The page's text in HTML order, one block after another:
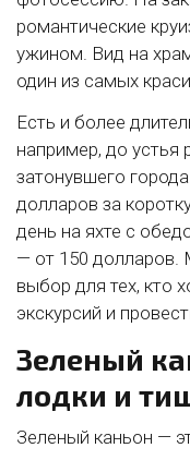
романтические
ужином. Вид на
один из самых
Есть и более
например, до устья
затонувшего
долларов за
день на яхте с
— от 150 долларов.
выбор для тех, кто
экскурсий и
Зеленый
лодки и
Зеленый каньон —